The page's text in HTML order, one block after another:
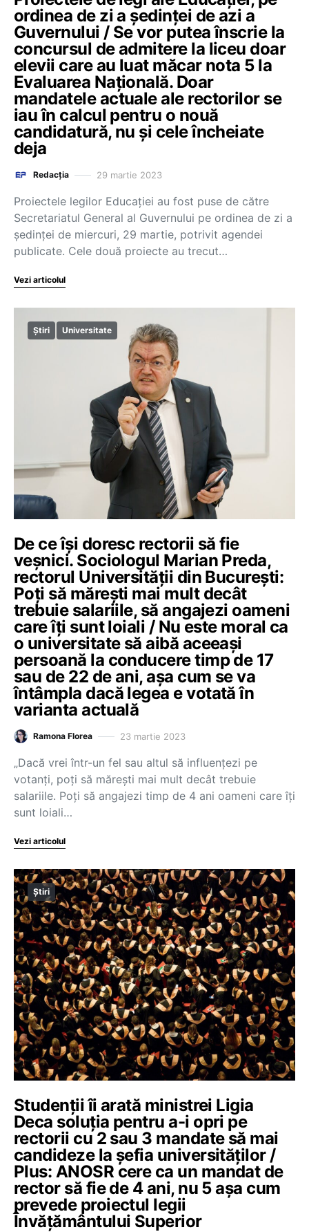
ordinea de zi a ședinței de azi a
Guvernului / Se vor putea înscrie la
concursul de admitere la liceu doar
elevii care au luat măcar nota 5 la
Evaluarea Națională. Doar
mandatele actuale ale rectorilor se
iau în calcul pentru o nouă
candidatură, nu și cele încheiate
deja
Redacția 29 martie 2023
Proiectele legilor Educației au fost puse de către
Secretariatul General al Guvernului pe ordinea de zi a
ședinței de miercuri, 29 martie, potrivit agendei
publicate. Cele două proiecte au trecut…
Vezi articolul
Știri Universitate
De ce își doresc rectorii să fie
veșnici. Sociologul Marian Preda,
rectorul Universității din București:
Poți să mărești mai mult decât
trebuie salariile, să angajezi oameni
care îți sunt loiali / Nu este moral ca
o universitate să aibă aceeași
persoană la conducere timp de 17
sau de 22 de ani, așa cum se va
întâmpla dacă legea e votată în
varianta actuală
Ramona Florea 23 martie 2023
„Dacă vrei într-un fel sau altul să influențezi pe
votanți, poți să mărești mai mult decât trebuie
salariile. Poți să angajezi timp de 4 ani oameni care îți
sunt loiali…
Vezi articolul
Știri
Studenții îi arată ministrei Ligia
Deca soluția pentru a-i opri pe
rectorii cu 2 sau 3 mandate să mai
candideze la șefia universităților /
Plus: ANOSR cere ca un mandat de
rector să fie de 4 ani, nu 5 așa cum
prevede proiectul legii
Învățământului Superior